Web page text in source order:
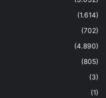
(1.614)
(702)
(4.890)
(805)
(3)
(1)